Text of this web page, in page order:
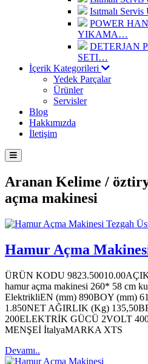
Isıtmalı
POWER
YIKAMA…
DETERJAN
SETI…
İçerik Kategorileri
Yedek Parçalar
Ürünler
Servisler
Blog
Hakkımızda
İletişim
Aranan Kelime /
açma makinesi
Hamur Açma
ÜRÜN KODU
hamur açma makinesi 260* 58 cm
ElektrikliEN (mm) 890BOY (mm)
1.850NET AĞIRLIK (Kg)
200ELEKTRİK GÜCÜ 2VOLT
MENŞEİ İtalyaMARKA XTS
Devamı..